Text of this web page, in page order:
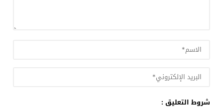
شروط التعليق :